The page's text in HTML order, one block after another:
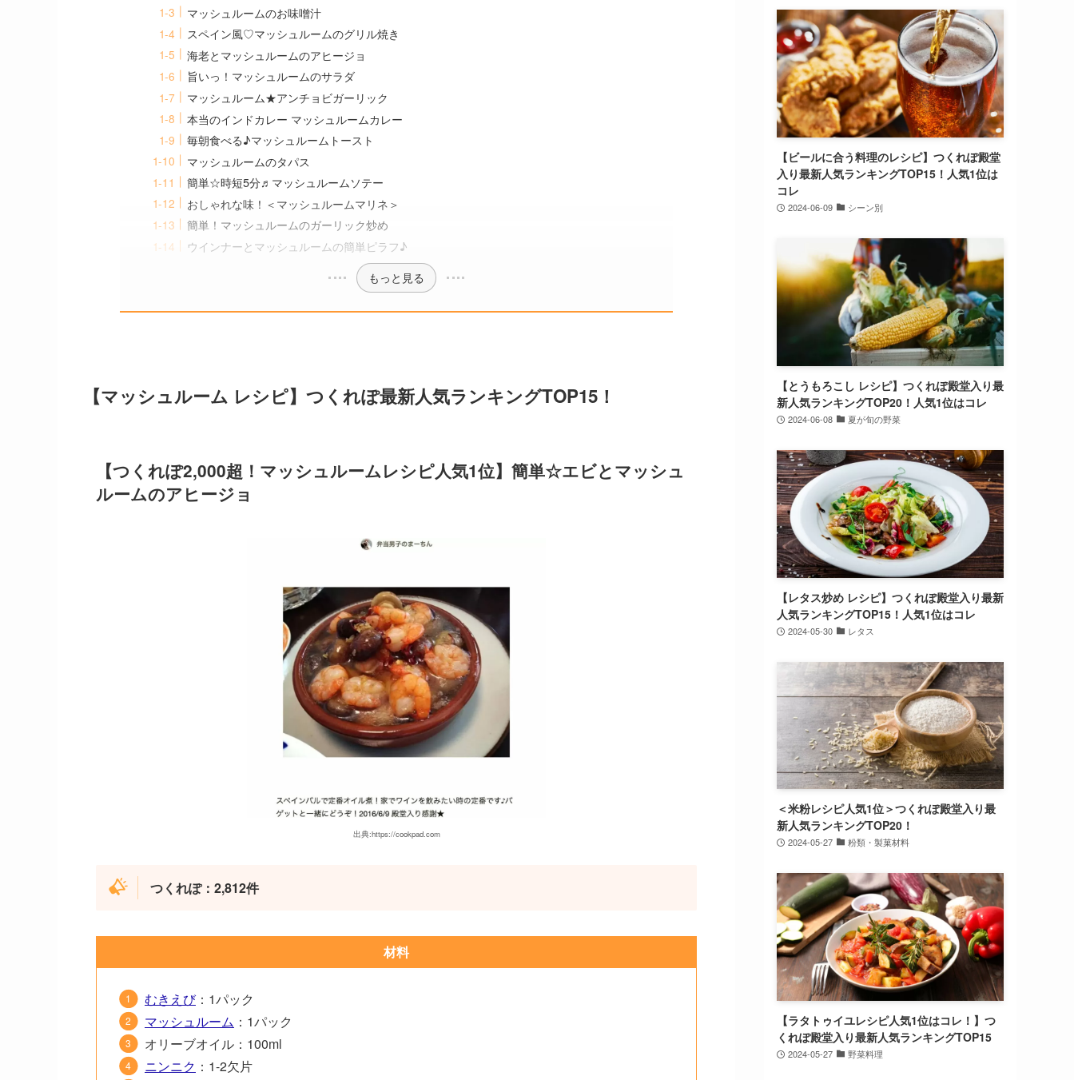
マッシュルームのお味噌汁
スペイン風♡マッシュルームのグリル焼き
海老とマッシュルームのアヒージョ
旨いっ！マッシュルームのサラダ
マッシュルーム★アンチョビガーリック
本当のインドカレー マッシュルームカレー
毎朝食べる♪マッシュルームトースト
マッシュルームのタパス
簡単☆時短5分♬マッシュルームソテー
おしゃれな味！＜マッシュルームマリネ＞
簡単！マッシュルームのガーリック炒め
ウインナーとマッシュルームの簡単ピラフ♪
もっと見る
【マッシュルーム レシピ】つくれぽ最新人気ランキングTOP15！
【つくれぽ2,000超！マッシュルームレシピ人気1位】簡単☆エビとマッシュ
ルームのアヒージョ
出典:https://cookpad.com
つくれぽ：2,812件
材料
むきえび：1パック
マッシュルーム ：1パック
オリーブオイル：100ml
ニンニク ：1-2欠片
【ビールに合う料理のレシピ】つくれぽ殿堂
入り最新人気ランキングTOP15！人気1位は
コレ
2024-06-09 シーン別
【とうもろこし レシピ】つくれぽ殿堂入り最
新人気ランキングTOP20！人気1位はコレ
2024-06-08 夏が旬の野菜
【レタス炒め レシピ】つくれぽ殿堂入り最新
人気ランキングTOP15！人気1位はコレ
2024-05-30 レタス
＜米粉レシピ人気1位＞つくれぽ殿堂入り最
新人気ランキングTOP20！
2024-05-27 粉類・製菓材料
【ラタトゥイユレシピ人気1位はコレ！】つ
くれぽ殿堂入り最新人気ランキングTOP15
2024-05-27 野菜料理